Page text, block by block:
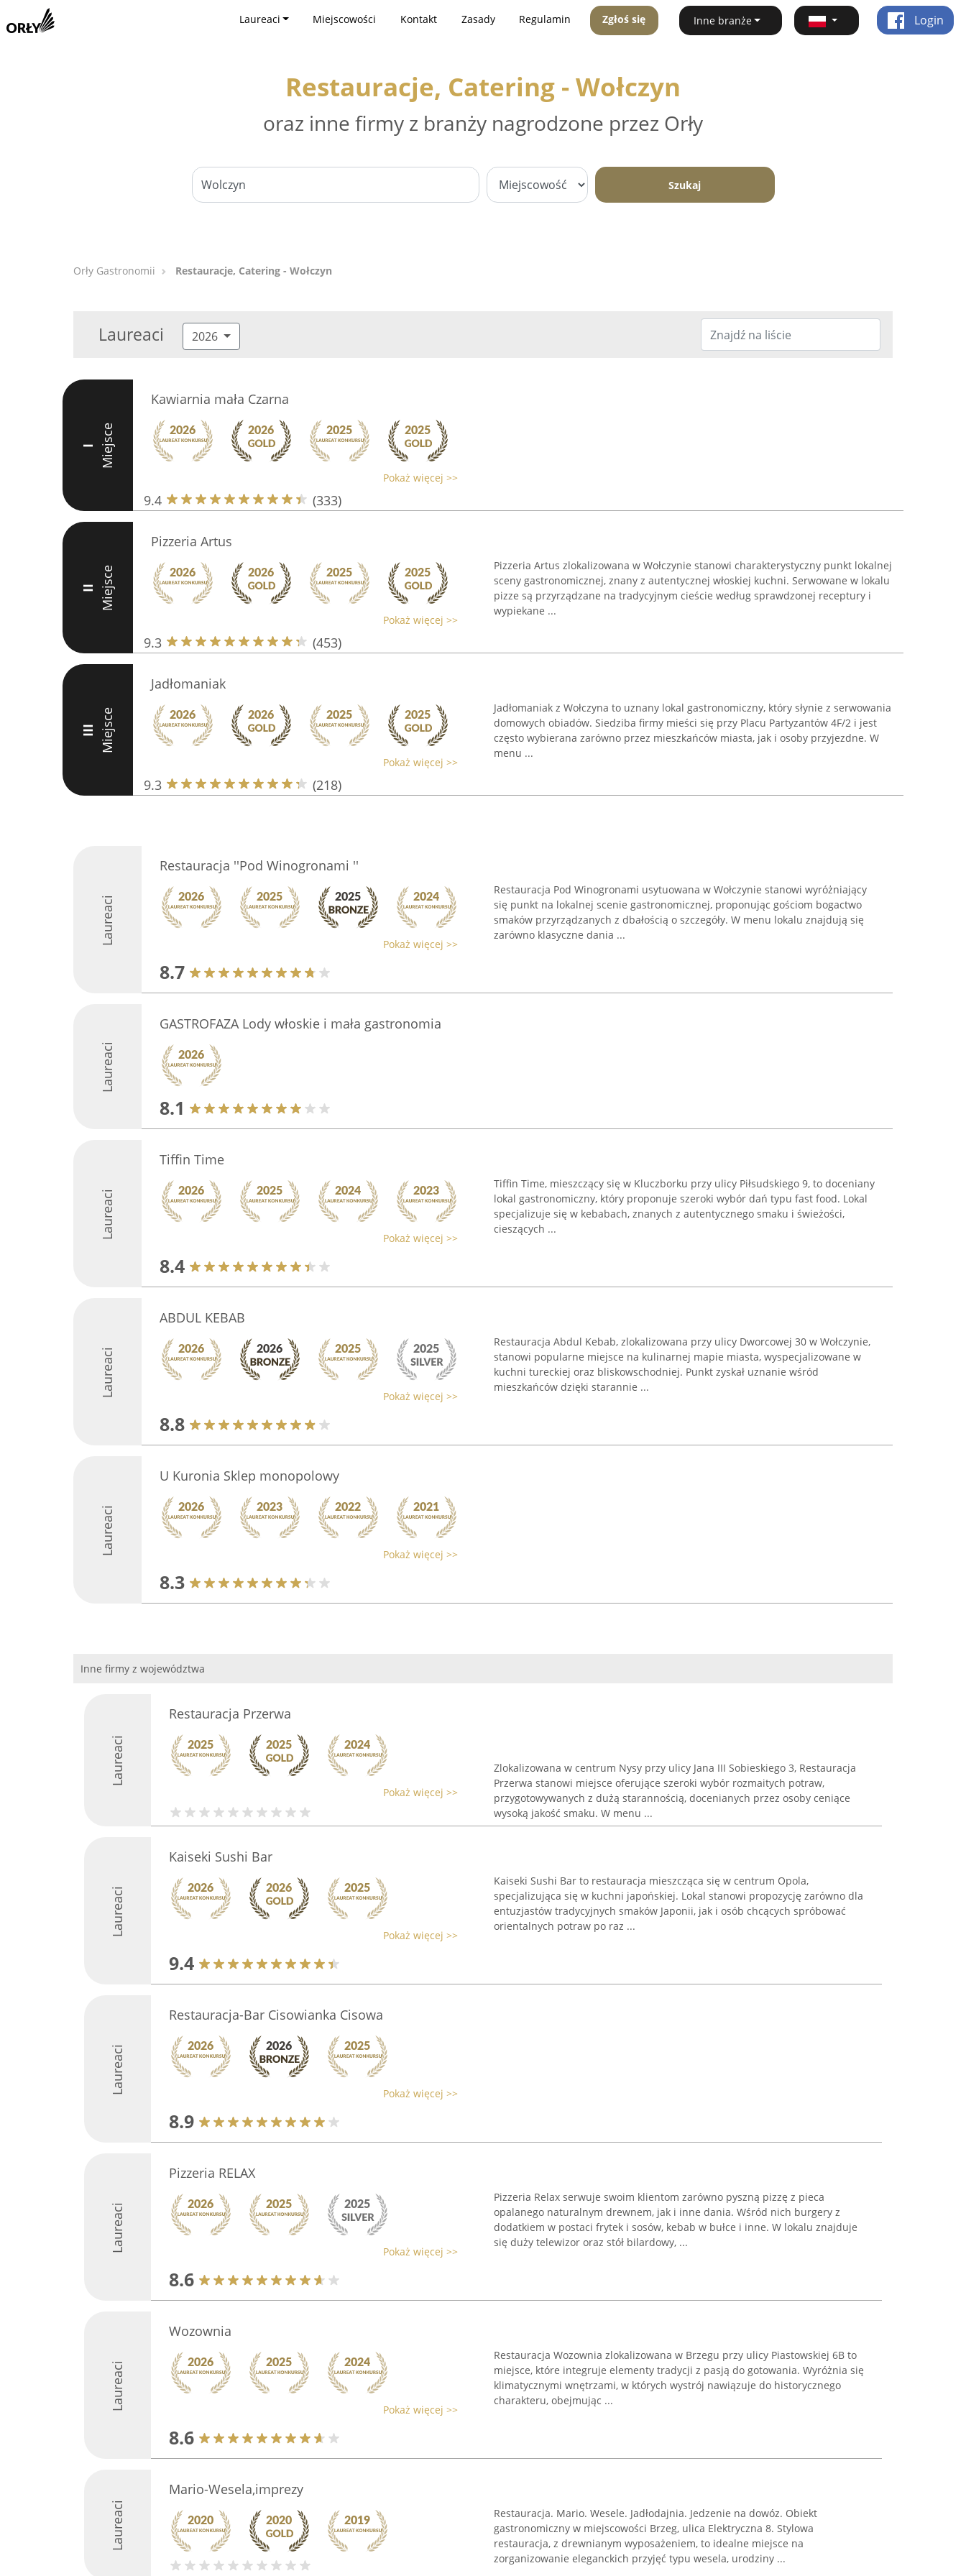
Laureaci Miejscowości Kontakt Zasady Regulamin Zgłoś się Inne branże Login
Restauracje, Catering - Wołczyn
oraz inne firmy z branży nagrodzone przez Orły
Szukaj
Orły Gastronomii Restauracje, Catering - Wołczyn
Laureaci 2026
I Miejsce
Kawiarnia mała Czarna
Pokaż więcej >>
9.4 (333)
II Miejsce
Pizzeria Artus
Pokaż więcej >>
9.3 (453)
Pizzeria Artus zlokalizowana w Wołczynie stanowi charakterystyczny punkt lokalnej
sceny gastronomicznej, znany z autentycznej włoskiej kuchni. Serwowane w lokalu
pizze są przyrządzane na tradycyjnym cieście według sprawdzonej receptury i
wypiekane ...
III Miejsce
Jadłomaniak
Pokaż więcej >>
9.3 (218)
Jadłomaniak z Wołczyna to uznany lokal gastronomiczny, który słynie z serwowania
domowych obiadów. Siedziba firmy mieści się przy Placu Partyzantów 4F/2 i jest
często wybierana zarówno przez mieszkańców miasta, jak i osoby przyjezdne. W
menu ...
Laureaci
Restauracja ''Pod Winogronami ''
Pokaż więcej >>
8.7
Restauracja Pod Winogronami usytuowana w Wołczynie stanowi wyróżniający
się punkt na lokalnej scenie gastronomicznej, proponując gościom bogactwo
smaków przyrządzanych z dbałością o szczegóły. W menu lokalu znajdują się
zarówno klasyczne dania ...
Laureaci
GASTROFAZA Lody włoskie i mała gastronomia
8.1
Laureaci
Tiffin Time
Pokaż więcej >>
8.4
Tiffin Time, mieszczący się w Kluczborku przy ulicy Piłsudskiego 9, to doceniany
lokal gastronomiczny, który proponuje szeroki wybór dań typu fast food. Lokal
specjalizuje się w kebabach, znanych z autentycznego smaku i świeżości,
cieszących ...
Laureaci
ABDUL KEBAB
Pokaż więcej >>
8.8
Restauracja Abdul Kebab, zlokalizowana przy ulicy Dworcowej 30 w Wołczynie,
stanowi popularne miejsce na kulinarnej mapie miasta, wyspecjalizowane w
kuchni tureckiej oraz bliskowschodniej. Punkt zyskał uznanie wśród
mieszkańców dzięki starannie ...
Laureaci
U Kuronia Sklep monopolowy
Pokaż więcej >>
8.3
Inne firmy z województwa
Laureaci
Restauracja Przerwa
Pokaż więcej >>
Zlokalizowana w centrum Nysy przy ulicy Jana III Sobieskiego 3, Restauracja
Przerwa stanowi miejsce oferujące szeroki wybór rozmaitych potraw,
przygotowywanych z dużą starannością, docenianych przez osoby ceniące
wysoką jakość smaku. W menu ...
Laureaci
Kaiseki Sushi Bar
Pokaż więcej >>
9.4
Kaiseki Sushi Bar to restauracja mieszcząca się w centrum Opola,
specjalizująca się w kuchni japońskiej. Lokal stanowi propozycję zarówno dla
entuzjastów tradycyjnych smaków Japonii, jak i osób chcących spróbować
orientalnych potraw po raz ...
Laureaci
Restauracja-Bar Cisowianka Cisowa
Pokaż więcej >>
8.9
Laureaci
Pizzeria RELAX
Pokaż więcej >>
8.6
Pizzeria Relax serwuje swoim klientom zarówno pyszną pizzę z pieca
opalanego naturalnym drewnem, jak i inne dania. Wśród nich burgery z
dodatkiem w postaci frytek i sosów, kebab w bułce i inne. W lokalu znajduje
się duży telewizor oraz stół bilardowy, ...
Laureaci
Wozownia
Pokaż więcej >>
8.6
Restauracja Wozownia zlokalizowana w Brzegu przy ulicy Piastowskiej 6B to
miejsce, które integruje elementy tradycji z pasją do gotowania. Wyróżnia się
klimatycznymi wnętrzami, w których wystrój nawiązuje do historycznego
charakteru, obejmując ...
Laureaci
Mario-Wesela,imprezy
Restauracja. Mario. Wesele. Jadłodajnia. Jedzenie na dowóz. Obiekt
gastronomiczny w miejscowości Brzeg, ulica Elektryczna 8. Stylowa
restauracja, z drewnianym wyposażeniem, to idealne miejsce na
zorganizowanie eleganckich przyjęć typu wesela, urodziny ...